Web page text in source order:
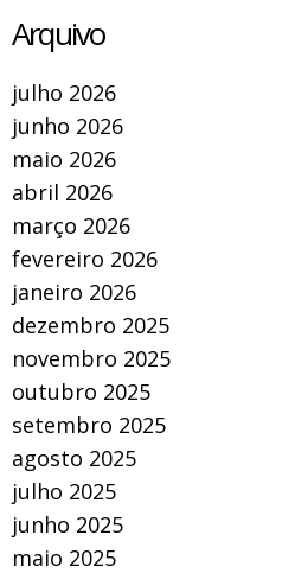
Arquivo
julho 2026
junho 2026
maio 2026
abril 2026
março 2026
fevereiro 2026
janeiro 2026
dezembro 2025
novembro 2025
outubro 2025
setembro 2025
agosto 2025
julho 2025
junho 2025
maio 2025